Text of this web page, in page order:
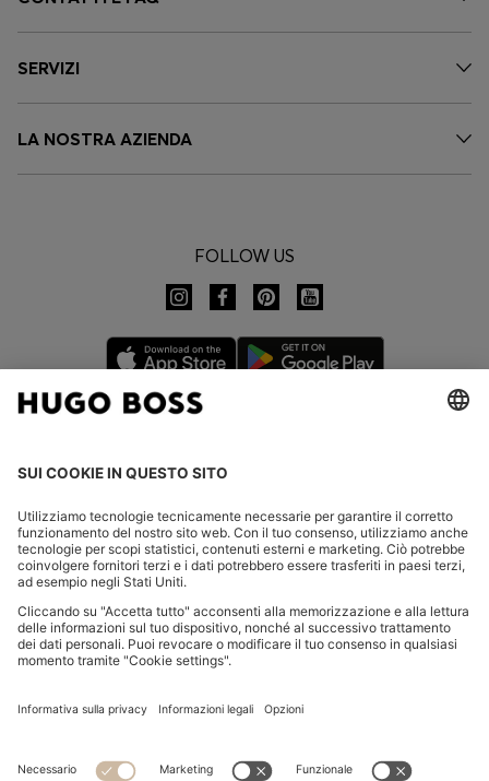
SERVIZI
LA NOSTRA AZIENDA
FOLLOW US
CHANGE COUNTRY:
Dichiarare la revoca
Dichiarazione di accessibilità
Informativa Privacy HUGO BOSS EXPERIENCE
Informativa Privacy HUGO BOSS Newsletter